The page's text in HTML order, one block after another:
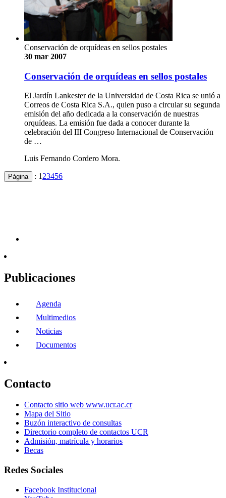
Conservación de orquídeas en sellos postales
30 mar 2007
Conservación de orquídeas en sellos postales
El Jardín Lankester de la Universidad de Costa Rica se unió a
Correos de Costa Rica S.A., quien puso a circular su segunda
emisión del año dedicada a la conservación de nuestras
orquídeas. La emisión fue dada a conocer durante la
celebración del III Congreso Internacional de Conservación
de …
Luis Fernando Cordero Mora.
Página : 1 23456
Publicaciones
Agenda
Multimedios
Noticias
Documentos
Contacto
Contacto sitio web www.ucr.ac.cr
Mapa del Sitio
Buzón interactivo de consultas
Directorio completo de contactos UCR
Admisión, matrícula y horarios
Becas
Redes Sociales
Facebook Institucional